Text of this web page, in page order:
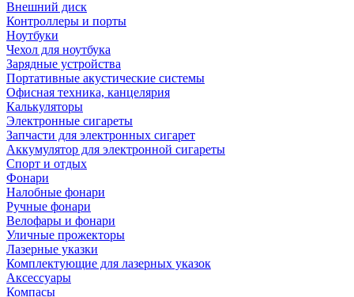
Внешний диск
Контроллеры и порты
Ноутбуки
Чехол для ноутбука
Зарядные устройства
Портативные акустические системы
Офисная техника, канцелярия
Калькуляторы
Электронные сигареты
Запчасти для электронных сигарет
Аккумулятор для электронной сигареты
Спорт и отдых
Фонари
Налобные фонари
Ручные фонари
Велофары и фонари
Уличные прожекторы
Лазерные указки
Комплектующие для лазерных указок
Аксессуары
Компасы